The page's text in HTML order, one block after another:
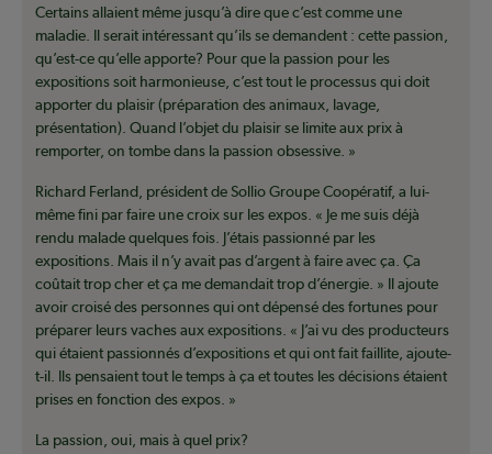
Certains allaient même jusqu’à dire que c’est comme une
maladie. Il serait intéressant qu’ils se demandent : cette passion,
qu’est-ce qu’elle apporte? Pour que la passion pour les
expositions soit harmonieuse, c’est tout le processus qui doit
apporter du plaisir (préparation des animaux, lavage,
présentation). Quand l’objet du plaisir se limite aux prix à
remporter, on tombe dans la passion obsessive. »
Richard Ferland, président de Sollio Groupe Coopératif, a lui-
même fini par faire une croix sur les expos. « Je me suis déjà
rendu malade quelques fois. J’étais passionné par les
expositions. Mais il n’y avait pas d’argent à faire avec ça. Ça
coûtait trop cher et ça me demandait trop d’énergie. » Il ajoute
avoir croisé des personnes qui ont dépensé des fortunes pour
préparer leurs vaches aux expositions. « J’ai vu des producteurs
qui étaient passionnés d’expositions et qui ont fait faillite, ajoute-
t-il. Ils pensaient tout le temps à ça et toutes les décisions étaient
prises en fonction des expos. »
La passion, oui, mais à quel prix?